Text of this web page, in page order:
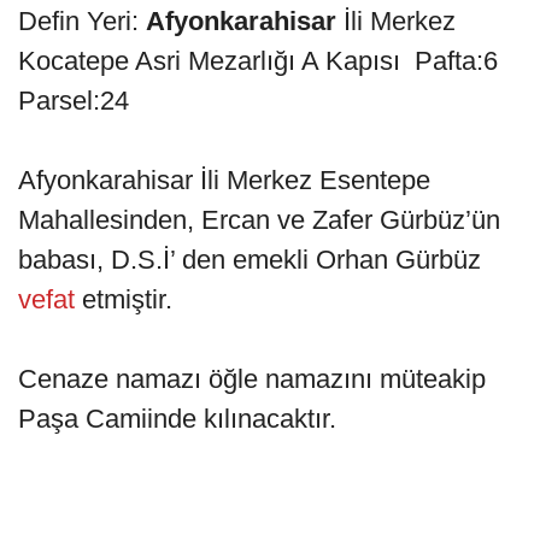
Defin Yeri: Afyonkarahisar İli Merkez
Kocatepe Asri Mezarlığı A Kapısı Pafta:6
Parsel:24
Afyonkarahisar İli Merkez Esentepe
Mahallesinden, Ercan ve Zafer Gürbüz’ün
babası, D.S.İ’ den emekli Orhan Gürbüz
vefat etmiştir.
Cenaze namazı öğle namazını müteakip
Paşa Camiinde kılınacaktır.